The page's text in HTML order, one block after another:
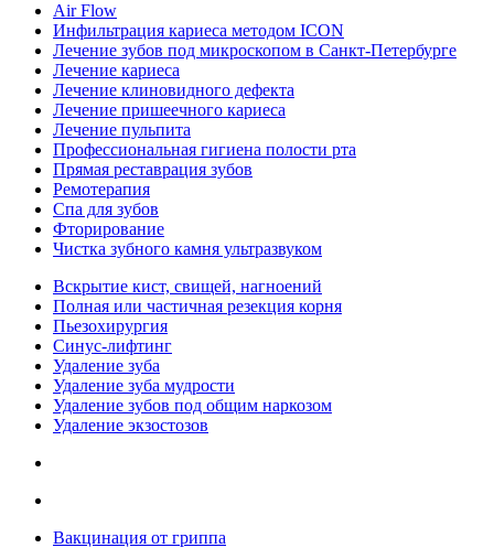
Air Flow
Инфильтрация кариеса методом ICON
Лечение зубов под микроскопом в Санкт-Петербурге
Лечение кариеса
Лечение клиновидного дефекта
Лечение пришеечного кариеса
Лечение пульпита
Профессиональная гигиена полости рта
Прямая реставрация зубов
Ремотерапия
Спа для зубов
Фторирование
Чистка зубного камня ультразвуком
Вскрытие кист, свищей, нагноений
Полная или частичная резекция корня
Пьезохирургия
Синус-лифтинг
Удаление зуба
Удаление зуба мудрости
Удаление зубов под общим наркозом
Удаление экзостозов
Вакцинация от гриппа